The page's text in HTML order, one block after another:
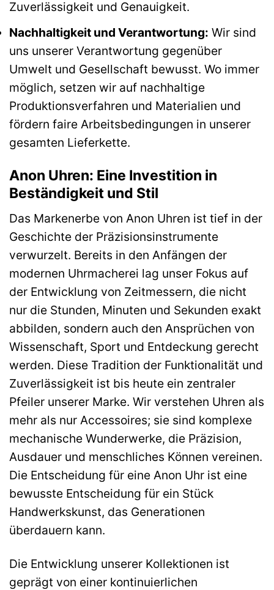
Zuverlässigkeit und Genauigkeit.
Nachhaltigkeit und Verantwortung: Wir sind
uns unserer Verantwortung gegenüber
Umwelt und Gesellschaft bewusst. Wo immer
möglich, setzen wir auf nachhaltige
Produktionsverfahren und Materialien und
fördern faire Arbeitsbedingungen in unserer
gesamten Lieferkette.
Anon Uhren: Eine Investition in
Beständigkeit und Stil
Das Markenerbe von Anon Uhren ist tief in der
Geschichte der Präzisionsinstrumente
verwurzelt. Bereits in den Anfängen der
modernen Uhrmacherei lag unser Fokus auf
der Entwicklung von Zeitmessern, die nicht
nur die Stunden, Minuten und Sekunden exakt
abbilden, sondern auch den Ansprüchen von
Wissenschaft, Sport und Entdeckung gerecht
werden. Diese Tradition der Funktionalität und
Zuverlässigkeit ist bis heute ein zentraler
Pfeiler unserer Marke. Wir verstehen Uhren als
mehr als nur Accessoires; sie sind komplexe
mechanische Wunderwerke, die Präzision,
Ausdauer und menschliches Können vereinen.
Die Entscheidung für eine Anon Uhr ist eine
bewusste Entscheidung für ein Stück
Handwerkskunst, das Generationen
überdauern kann.
Die Entwicklung unserer Kollektionen ist
geprägt von einer kontinuierlichen